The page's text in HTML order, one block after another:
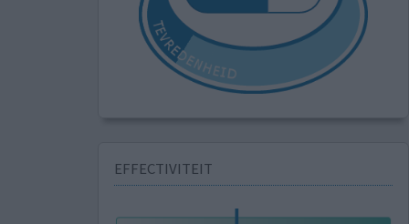
EFFECTIVITEIT